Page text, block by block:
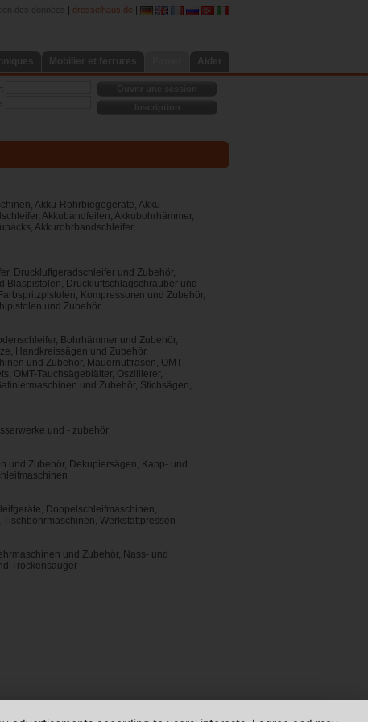
des données dresselhaus.de
Akku-Rohrbiegegeräte, Akku-
Akkubandfeilen, Akkubohrhämmer,
Akkurohrbandschleifer,
Druckluftgeradschleifer und Zubehör,
Blaspistolen, Druckluftschlagschrauber und
Kompressoren und Zubehör,
und Zubehör
Bohrhämmer und Zubehör,
Handkreissägen und Zubehör,
und Zubehör, Mauernutfräsen, OMT-
OMT-Tauchsägeblätter, Oszillierer,
und Zubehör, Stichsägen,
und - zubehör
und Zubehör, Dekupiersägen, Kapp- und
Doppelschleifmaschinen,
Werkstattpressen
und Zubehör, Nass- und
Trockensauger